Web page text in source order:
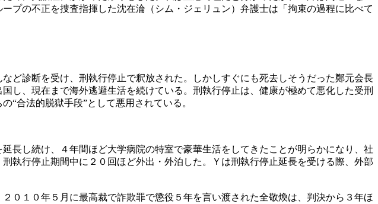
プの不正を捜査指揮した沈在淪（シム・ジェリュン）弁護士は「拘束の過程に比べて
ど診断を受け、刑執行停止で釈放された。しかしすぐにも死去しそうだった鄭元会長
し、現在まで海外逃避生活を続けている。刑執行停止は、健康が極めて悪化した受刑
“合法的脱獄手段”として悪用されている。
長し続け、４年間ほど大学病院の特室で豪華生活をしてきたことが明らかになり、社
執行停止期間中に２０回ほど外出・外泊した。Ｙは刑執行停止延長を受ける際、外部
０１０年５月に最高裁で詐欺罪で懲役５年を言い渡された全敬煥は、判決から３年ほ